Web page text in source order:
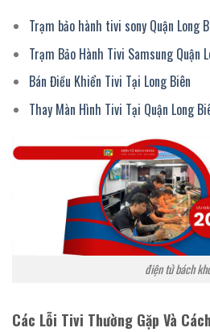
Trạm bảo hành tivi sony Quận Long
Trạm Bảo Hành Tivi Samsung Quận
Bán Điều Khiển Tivi Tại Long Biên
Thay Màn Hình Tivi Tại Quận Long
điện tử bách
Các Lỗi Tivi Thường Gặp Và